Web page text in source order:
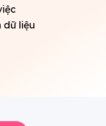
dữ liệu